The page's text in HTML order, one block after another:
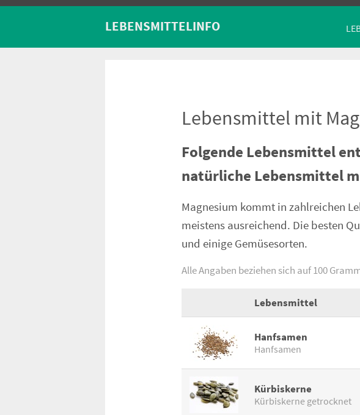
LEBENSMITTELINFO
Lebensmittel mit
Folgende Lebensmittel
natürliche Lebensmittel
Magnesium kommt in zahlreichen
meistens ausreichend. Die besten
und einige Gemüsesorten.
Alle Angaben beziehen sich auf 100
Lebensmittel
Hanfsamen
Hanfsamen
Kürbiskerne
Kürbiskerne getrocknet